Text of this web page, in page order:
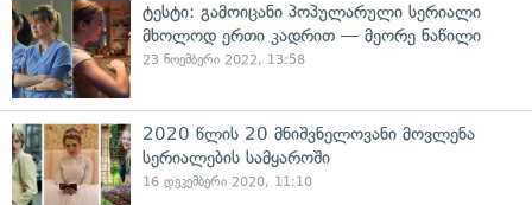
ტესტი: გამოიცანი პოპულარული სერიალი
მხოლოდ ერთი კადრით — მეორე ნაწილი
23 ნოემბერი 2022, 13:58
2020 წლის 20 მნიშვნელოვანი მოვლენა
სერიალების სამყაროში
16 დეკემბერი 2020, 11:10